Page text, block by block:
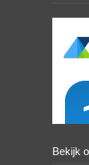
Bekijk